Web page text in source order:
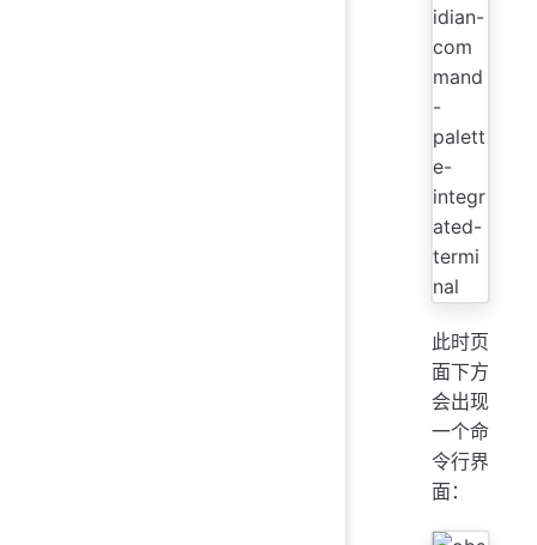
此时页
面下方
会出现
一个命
令行界
面：